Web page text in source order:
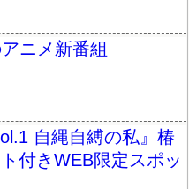
ニメ新番組
自縄自縛の私』椿
付きWEB限定スポッ